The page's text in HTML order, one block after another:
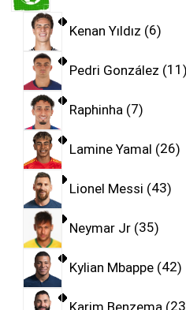
Kenan Yıldız 6
Pedri González 11
Raphinha 7
Lamine Yamal 26
Lionel Messi 43
Neymar Jr 35
Kylian Mbappe 42
Karim Benzema 23